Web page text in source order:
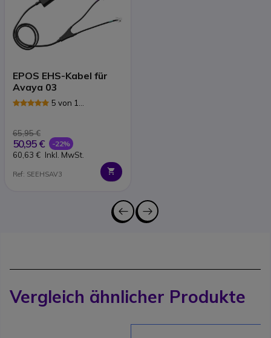
EPOS EHS-Kabel für
Avaya 03
5 von 1
65,95 €
50,95 € -22%
60,63 € Inkl. MwSt.
Ref: SEEHSAV3
Vergleich ähnlicher Produkte